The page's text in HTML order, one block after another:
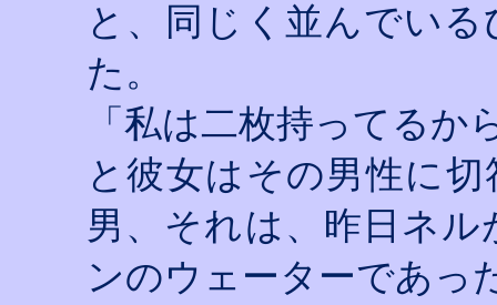
と、同じく並んでい
た。
「私は二枚持ってる
と彼女はその男性に
男、それは、昨日ネ
ンのウェーターであっ